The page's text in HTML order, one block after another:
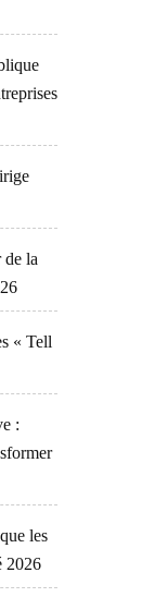
de la
« Tell
:
les
2026